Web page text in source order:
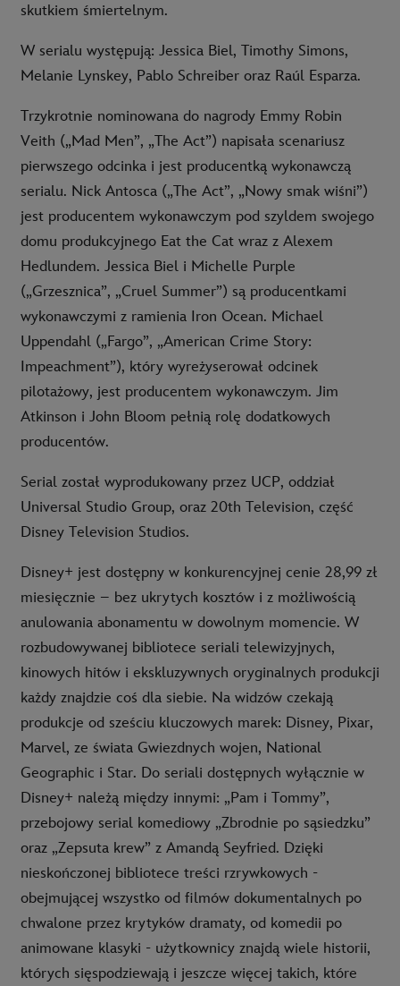
skutkiem śmiertelnym.
W serialu występują: Jessica Biel, Timothy Simons,
Melanie Lynskey, Pablo Schreiber oraz Raúl Esparza.
Trzykrotnie nominowana do nagrody Emmy Robin
Veith („Mad Men”, „The Act”) napisała scenariusz
pierwszego odcinka i jest producentką wykonawczą
serialu. Nick Antosca („The Act”, „Nowy smak wiśni”)
jest producentem wykonawczym pod szyldem swojego
domu produkcyjnego Eat the Cat wraz z Alexem
Hedlundem. Jessica Biel i Michelle Purple
(„Grzesznica”, „Cruel Summer”) są producentkami
wykonawczymi z ramienia Iron Ocean. Michael
Uppendahl („Fargo”, „American Crime Story:
Impeachment”), który wyreżyserował odcinek
pilotażowy, jest producentem wykonawczym. Jim
Atkinson i John Bloom pełnią rolę dodatkowych
producentów.
Serial został wyprodukowany przez UCP, oddział
Universal Studio Group, oraz 20th Television, część
Disney Television Studios.
Disney+ jest dostępny w konkurencyjnej cenie 28,99 zł
miesięcznie – bez ukrytych kosztów i z możliwością
anulowania abonamentu w dowolnym momencie. W
rozbudowywanej bibliotece seriali telewizyjnych,
kinowych hitów i ekskluzywnych oryginalnych produkcji
każdy znajdzie coś dla siebie. Na widzów czekają
produkcje od sześciu kluczowych marek: Disney, Pixar,
Marvel, ze świata Gwiezdnych wojen, National
Geographic i Star. Do seriali dostępnych wyłącznie w
Disney+ należą między innymi: „Pam i Tommy”,
przebojowy serial komediowy „Zbrodnie po sąsiedzku”
oraz „Zepsuta krew” z Amandą Seyfried. Dzięki
nieskończonej bibliotece treści rzrywkowych -
obejmującej wszystko od filmów dokumentalnych po
chwalone przez krytyków dramaty, od komedii po
animowane klasyki - użytkownicy znajdą wiele historii,
których sięspodziewają i jeszcze więcej takich, które